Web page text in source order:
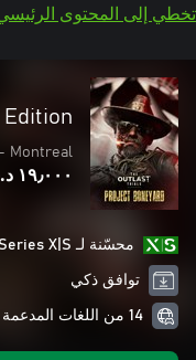
تخطي إلى المحتوى
Montreal
١٩٫٠٠٠ د.ب.‏+
محسّنة لـ Xbox Series X|S
توافق ذكي
14 من اللغات المدعمة